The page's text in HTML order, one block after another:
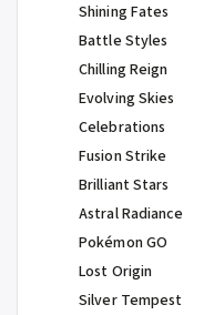
Shining Fates
Battle Styles
Chilling Reign
Evolving Skies
Celebrations
Fusion Strike
Brilliant Stars
Astral Radiance
Pokémon GO
Lost Origin
Silver Tempest